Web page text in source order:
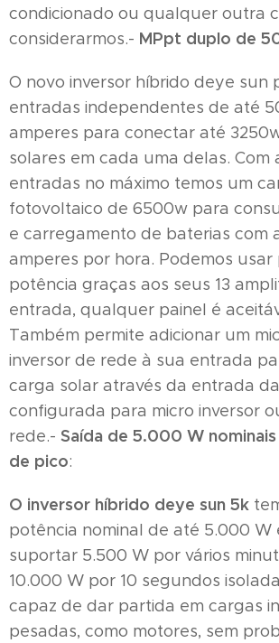
condicionado ou qualquer outra
considerarmos.- MPpt duplo de
O novo inversor híbrido deye sun
entradas independentes de até
amperes para conectar até
solares em cada uma delas. Com
entradas no máximo temos um
fotovoltaico de 6500w para
e carregamento de baterias com
amperes por hora. Podemos usar
potência graças aos seus 13
entrada, qualquer painel é
Também permite adicionar um
inversor de rede à sua entrada
carga solar através da entrada
configurada para micro inversor
rede.- Saída de 5.000 W
de pico:
O inversor híbrido deye sun 5k
potência nominal de até 5.000 W
suportar 5.500 W por vários
10.000 W por 10 segundos
capaz de dar partida em cargas
pesadas, como motores, sem